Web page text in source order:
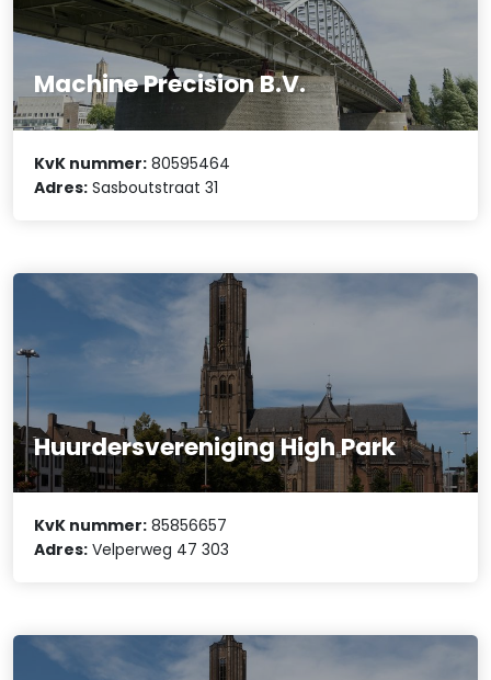
Machine Precision B.V.
KvK nummer: 80595464
Adres: Sasboutstraat 31
Huurdersvereniging High Park
KvK nummer: 85856657
Adres: Velperweg 47 303